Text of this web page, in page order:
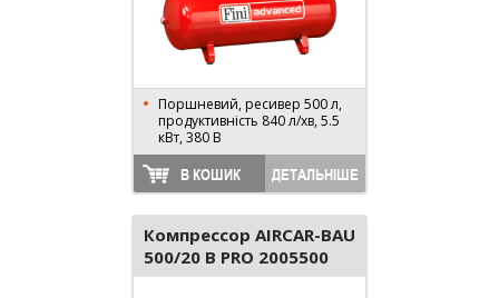
Поршневий, ресивер 500 л,
продуктивність 840 л/хв, 5.5
кВт, 380 В
В КОШИК ДЕТАЛЬНІШЕ
Компрессор AIRCAR-BAU
500/20 B PRO 2005500